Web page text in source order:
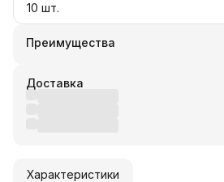
10 шт.
Преимущества
Оплата частями в Сплит
Удобный возврат
Доставка
Характеристики